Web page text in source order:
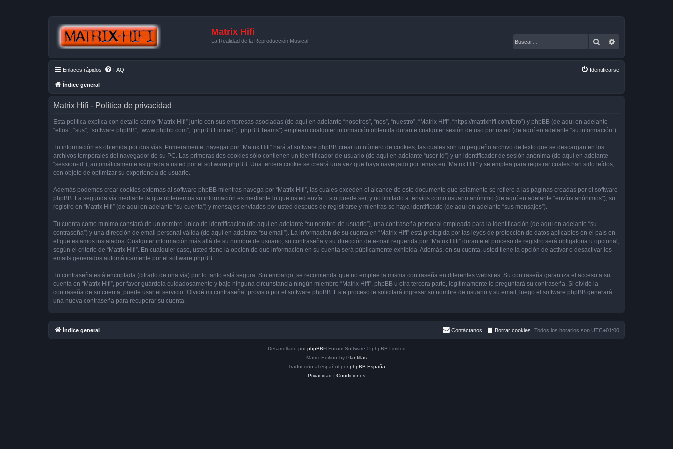
Matrix Hifi
La Realidad de la Reproducción Musical Buscar
Enlaces rápidos FAQ Identificarse
Índice general
Matrix Hifi - Política de privacidad
Esta política explica con detalle cómo “Matrix Hifi” junto con sus empresas asociadas (de aquí en adelante “nosotros”, “nos”, “nuestro”, “Matrix Hifi”, “https://matrixhifi.com/foro”) y phpBB (de aquí en adelante
“ellos”, “sus”, “software phpBB”, “www.phpbb.com”, “phpBB Limited”, “phpBB Teams”) emplean cualquier información obtenida durante cualquier sesión de uso por usted (de aquí en adelante “su información”).
Tu información es obtenida por dos vías. Primeramente, navegar por “Matrix Hifi” hará al software phpBB crear un número de cookies, las cuales son un pequeño archivo de texto que se descargan en los
archivos temporales del navegador de su PC. Las primeras dos cookies sólo contienen un identificador de usuario (de aquí en adelante “user-id”) y un identificador de sesión anónima (de aquí en adelante
“session-id”), automáticamente asignada a usted por el software phpBB. Una tercera cookie se creará una vez que haya navegado por temas en “Matrix Hifi” y se emplea para registrar cuales han sido leídos,
con objeto de optimizar su experiencia de usuario.
Además podemos crear cookies externas al software phpBB mientras navega por “Matrix Hifi”, las cuales exceden el alcance de este documento que solamente se refiere a las páginas creadas por el software
phpBB. La segunda vía mediante la que obtenemos su información es mediante lo que usted envía. Esto puede ser, y no limitado a: envíos como usuario anónimo (de aquí en adelante “envíos anónimos”), su
registro en “Matrix Hifi” (de aquí en adelante “su cuenta”) y mensajes enviados por usted después de registrarse y mientras se haya identificado (de aquí en adelante “sus mensajes”).
Tu cuenta como mínimo constará de un nombre único de identificación (de aquí en adelante “su nombre de usuario”), una contraseña personal empleada para la identificación (de aquí en adelante “su
contraseña”) y una dirección de email personal válida (de aquí en adelante “su email”). La información de su cuenta en “Matrix Hifi” está protegida por las leyes de protección de datos aplicables en el país en
el que estamos instalados. Cualquier información más allá de su nombre de usuario, su contraseña y su dirección de e-mail requerida por “Matrix Hifi” durante el proceso de registro será obligatoria u opcional,
según el criterio de “Matrix Hifi”. En cualquier caso, usted tiene la opción de qué información en su cuenta será públicamente exhibida. Además, en su cuenta, usted tiene la opción de activar o desactivar los
emails generados automáticamente por el software phpBB.
Tu contraseña está encriptada (cifrado de una vía) por lo tanto está segura. Sin embargo, se recomienda que no emplee la misma contraseña en diferentes websites. Su contraseña garantiza el acceso a su
cuenta en “Matrix Hifi”, por favor guárdela cuidadosamente y bajo ninguna circunstancia ningún miembro “Matrix Hifi”, phpBB u otra tercera parte, legítimamente le preguntará su contraseña. Si olvidó la
contraseña de su cuenta, puede usar el servicio “Olvidé mi contraseña” provisto por el software phpBB. Este proceso le solicitará ingresar su nombre de usuario y su email, luego el software phpBB generará
una nueva contraseña para recuperar su cuenta.
Índice general Todos los horarios son UTC+01:00
Borrar cookies
Contáctanos
Desarrollado por phpBB® Forum Software © phpBB Limited
Matrix Edition by Plantillas
Traducción al español por phpBB España
Privacidad | Condiciones